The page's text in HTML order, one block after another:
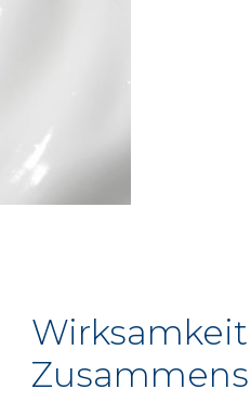
Wirksamkeit